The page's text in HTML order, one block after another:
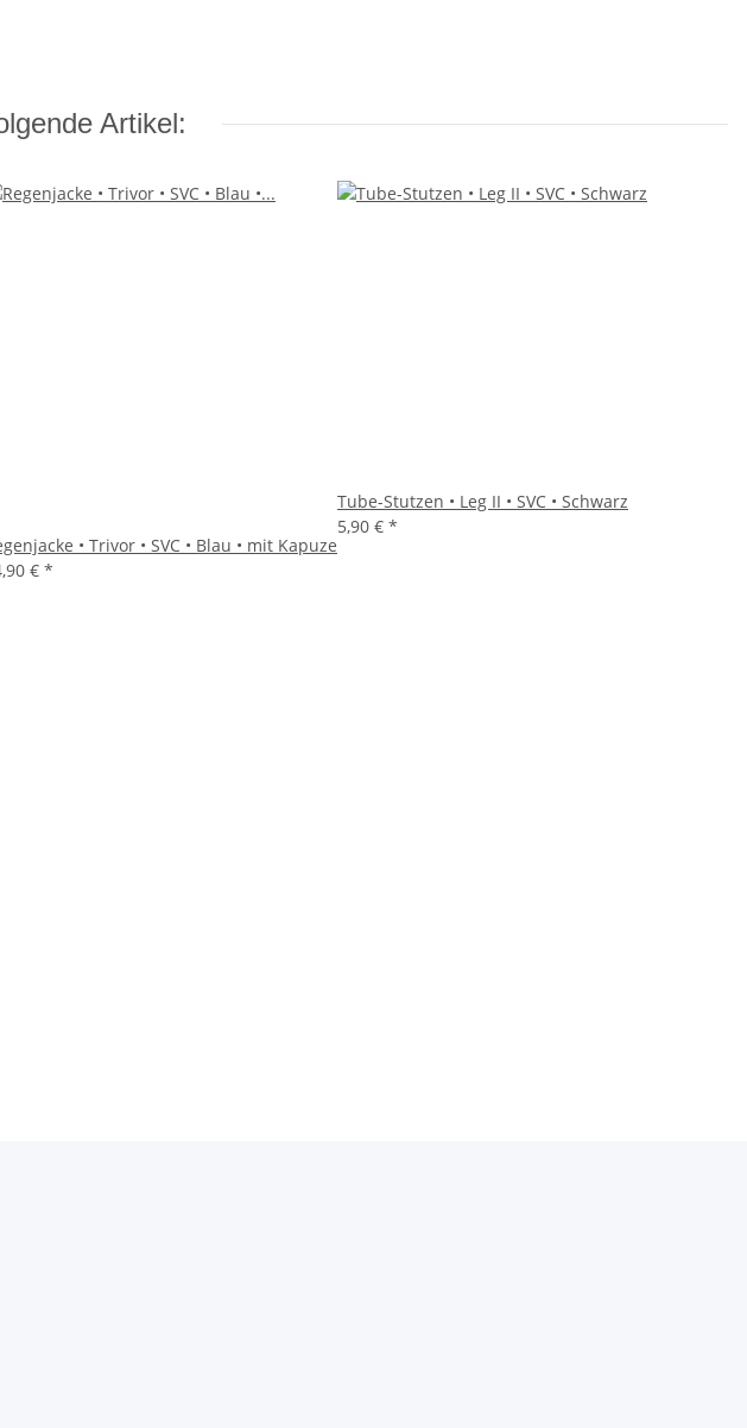
Artikel:
• Trivor • SVC • Blau • mit Kapuze
€ *
Tube-Stutzen • Leg II • SVC • Schwarz
5,90 € *